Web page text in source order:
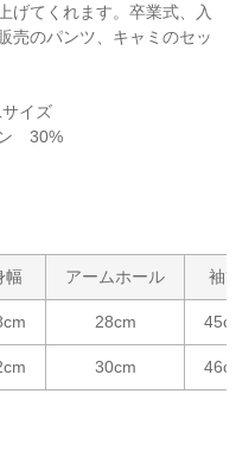
げてくれます。卒業式、入
売のパンツ、キャミのセッ
イズ
30%
幅 アームホール 袖
28cm
30cm